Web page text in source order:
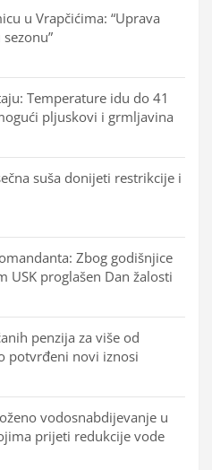
u Vrapčićima: “Uprava
Temperature idu do 41
pljuskovi i grmljavina
suša donijeti restrikcije i
Zbog godišnjice
USK proglašen Dan žalosti
penzija za više od
potvrđeni novi iznosi
vodosnabdijevanje u
prijeti redukcije vode